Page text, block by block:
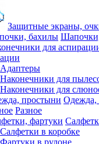
Защитные экраны,
Адаптеры
Наконечники для
Наконечники для
Одежда,
Разное
Салфетки в коробке
Фартуки в рулоне